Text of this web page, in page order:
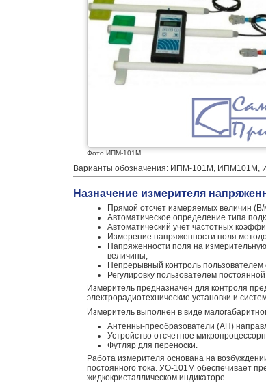
Фото ИПМ-101М
Варианты обозначения: ИПМ-101М, ИПМ101М,
Назначение измерителя
Прямой отсчет измеряемых величин
Автоматическое определение типа
Автоматический учет частотных
Измерение напряженности поля
Напряженности поля на
величины;
Непрерывный контроль
Регулировку пользователем
Измеритель предназначен для контроля
электрорадиотехнические установки и
Измеритель выполнен в виде
Антенны-преобразователи (АП)
Устройство отсчетное
Футляр для переноски.
Работа измерителя основана на
постоянного тока. УО-101М обеспечивает
жидкокристаллическом индикаторе.